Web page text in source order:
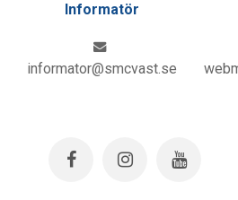
Informatör
informator@smcvast.se